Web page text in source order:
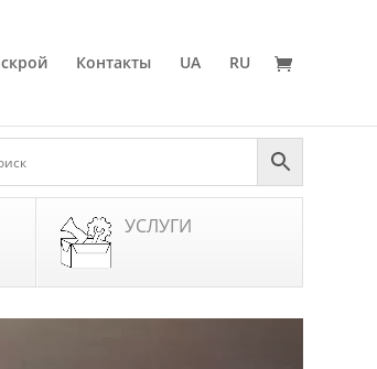
Контакты UA RU
УСЛУГИ